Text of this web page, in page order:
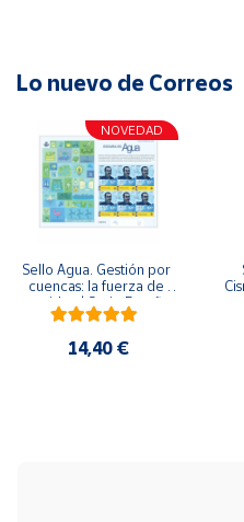
Lo nuevo de Correos
NOVEDAD
Sello Agua. Gestión por
cuencas: la fuerza de
una idea.| Serie España
ES| Pliego Premium
14,40 €